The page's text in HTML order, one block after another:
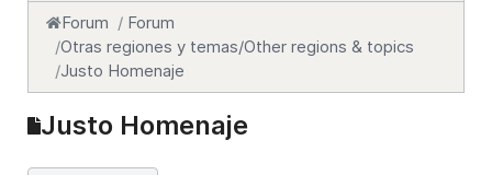
Forum
Forum
Otras regiones y temas/Other regions & topics
Justo Homenaje
Justo Homenaje